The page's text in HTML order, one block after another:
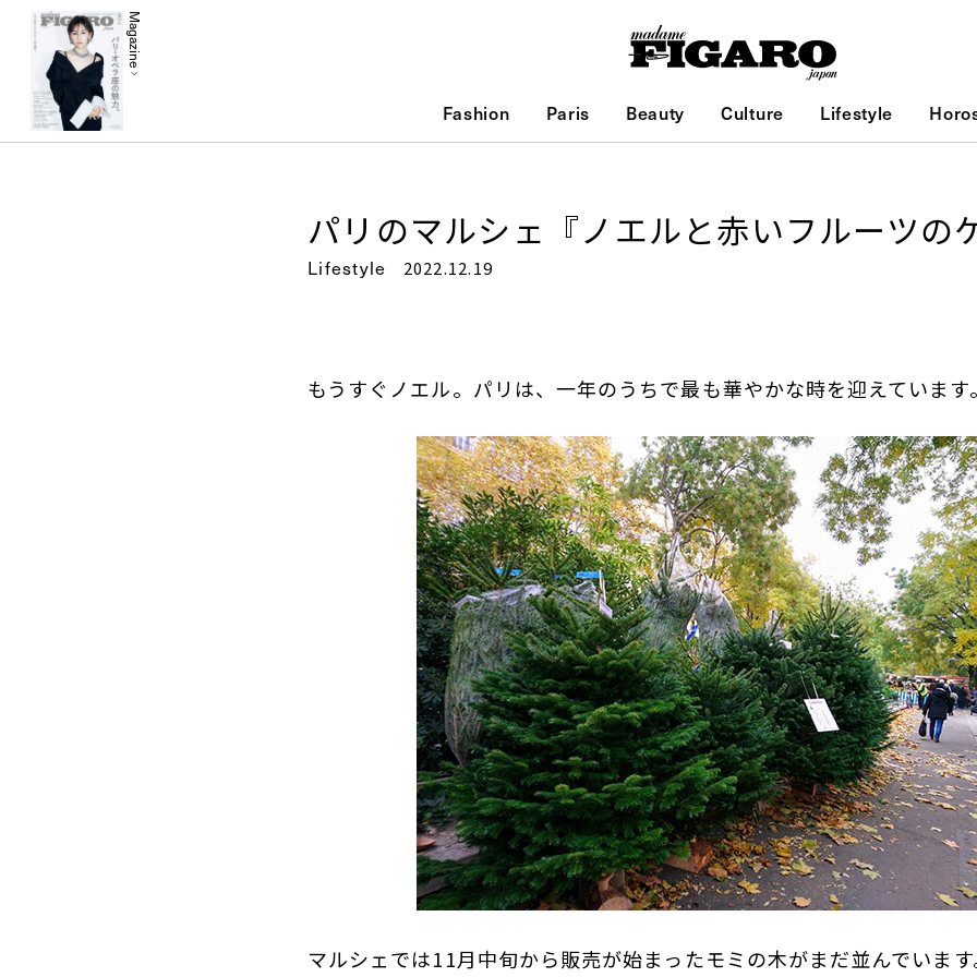
Magazine
Fashion Paris Beauty Culture Lifestyle
パリのマルシェ『ノエルと赤いフルーツの
Lifestyle 2022.12.19
もうすぐノエル。パリは、一年のうちで最も華やかな時を迎えています
マルシェでは11月中旬から販売が始まったモミの木がまだ並んでいま